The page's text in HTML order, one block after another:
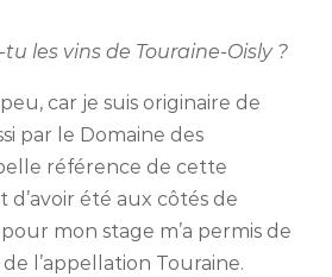
les vins de Touraine-Oisly ?
car je suis originaire de
par le Domaine des
référence de cette
d’avoir été aux côtés de
mon stage m’a permis de
l’appellation Touraine.